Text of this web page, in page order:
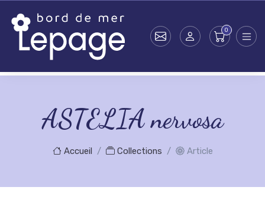
ASTELIA nervosa
Accueil Collections Article